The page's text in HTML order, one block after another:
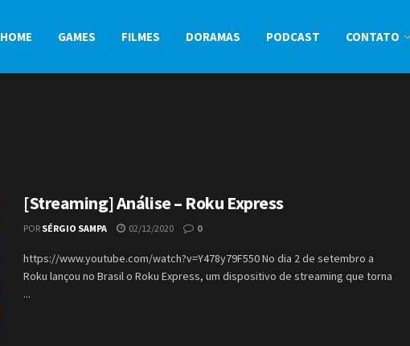
HOME GAMES FILMES DORAMAS PODCAST CONTATO
[Streaming] Análise – Roku Express
POR SÉRGIO SAMPA 02/12/2020 0
https://www.youtube.com/watch?v=Y478y79F550 No dia 2 de setembro a
Roku lançou no Brasil o Roku Express, um dispositivo de streaming que torna
...